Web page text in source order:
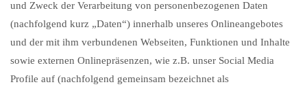
und Zweck der Verarbeitung von personenbezogenen Daten
(nachfolgend kurz „Daten“) innerhalb unseres Onlineangebotes
und der mit ihm verbundenen Webseiten, Funktionen und Inhalte
sowie externen Onlinepräsenzen, wie z.B. unser Social Media
Profile auf (nachfolgend gemeinsam bezeichnet als